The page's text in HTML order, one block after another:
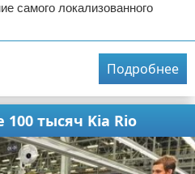
самого локализованного
Подробнее
тысяч Kia Rio